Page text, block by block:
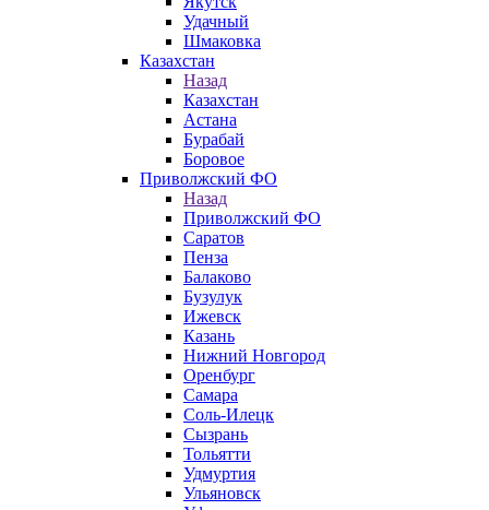
Удачный
Шмаковка
Казахстан
Назад
Казахстан
Астана
Бурабай
Боровое
Приволжский ФО
Назад
Приволжский ФО
Саратов
Пенза
Балаково
Бузулук
Ижевск
Казань
Нижний Новгород
Оренбург
Самара
Соль-Илецк
Сызрань
Тольятти
Удмуртия
Ульяновск